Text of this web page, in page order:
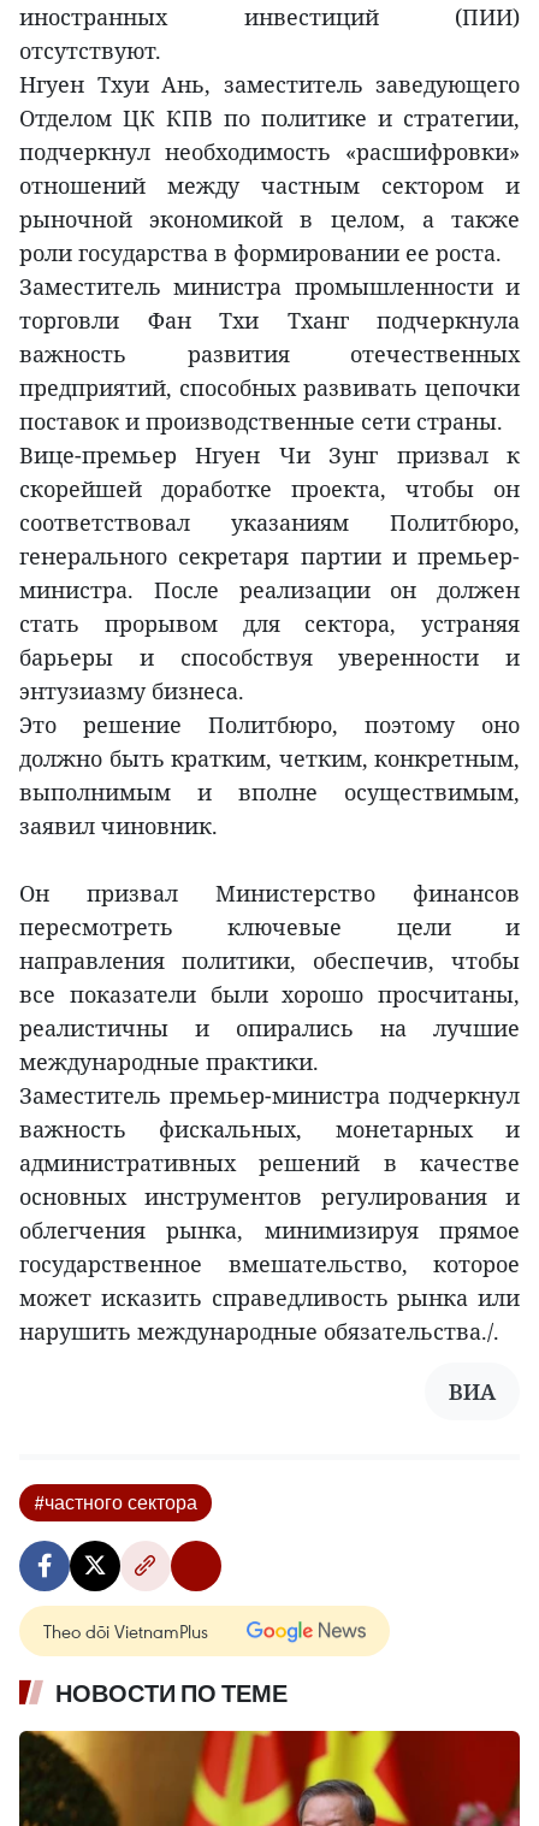
иностранных инвестиций (ПИИ)
отсутствуют.
Нгуен Тхуи Ань, заместитель заведующего
Отделом ЦК КПВ по политике и стратегии,
подчеркнул необходимость «расшифровки»
отношений между частным сектором и
рыночной экономикой в целом, а также
роли государства в формировании ее роста.
Заместитель министра промышленности и
торговли Фан Тхи Тханг подчеркнула
важность развития отечественных
предприятий, способных развивать цепочки
поставок и производственные сети страны.
Вице-премьер Нгуен Чи Зунг призвал к
скорейшей доработке проекта, чтобы он
соответствовал указаниям Политбюро,
генерального секретаря партии и премьер-
министра. После реализации он должен
стать прорывом для сектора, устраняя
барьеры и способствуя уверенности и
энтузиазму бизнеса.
Это решение Политбюро, поэтому оно
должно быть кратким, четким, конкретным,
выполнимым и вполне осуществимым,
заявил чиновник.
Он призвал Министерство финансов
пересмотреть ключевые цели и
направления политики, обеспечив, чтобы
все показатели были хорошо просчитаны,
реалистичны и опирались на лучшие
международные практики.
Заместитель премьер-министра подчеркнул
важность фискальных, монетарных и
административных решений в качестве
основных инструментов регулирования и
облегчения рынка, минимизируя прямое
государственное вмешательство, которое
может исказить справедливость рынка или
нарушить международные обязательства./.
ВИА
#частного сектора
Theo dõi VietnamPlus
НОВОСТИ ПО ТЕМЕ